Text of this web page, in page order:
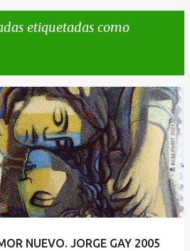
etiquetadas como
NUEVO. JORGE GAY 2005